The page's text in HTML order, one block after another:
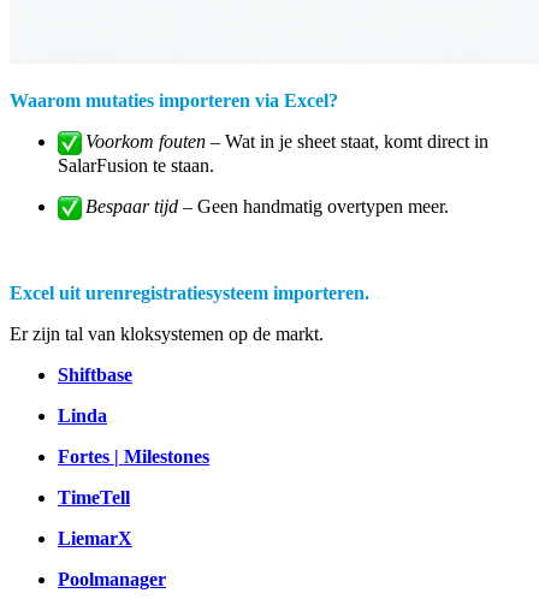
Waarom mutaties importeren via Excel?
Voorkom fouten – Wat in je sheet staat, komt direct in
SalarFusion te staan.
Bespaar tijd – Geen handmatig overtypen meer.
Excel uit urenregistratiesysteem importeren.
Er zijn tal van kloksystemen op de markt.
Shiftbase
Linda
Fortes | Milestones
TimeTell
LiemarX
Poolmanager